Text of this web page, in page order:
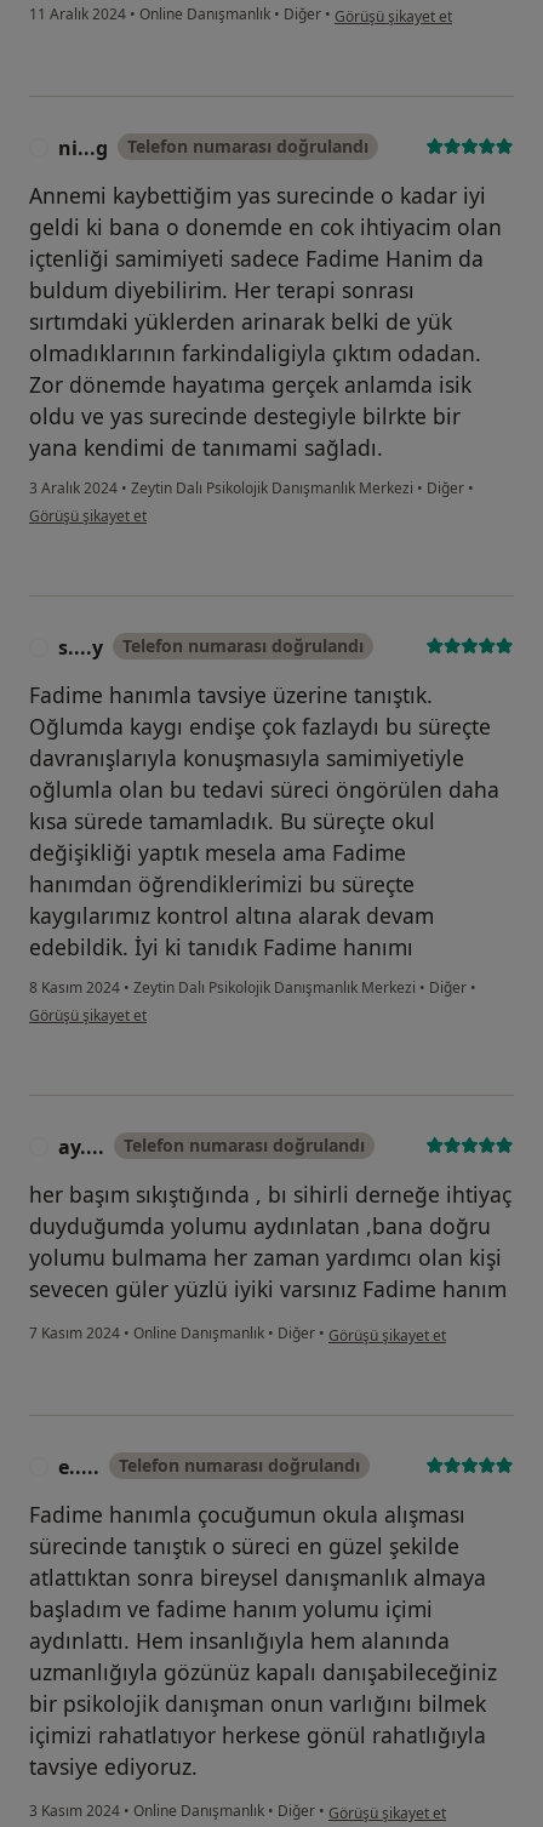
11 Aralık 2024 • Online Danışmanlık • Diğer • kullanıcının görüşüne göre
Görüşü şikayet et
ni...g Telefon numarası doğrulandı
Annemi kaybettiğim yas surecinde o kadar iyi
geldi ki bana o donemde en cok ihtiyacim olan
içtenliği samimiyeti sadece Fadime Hanim da
buldum diyebilirim. Her terapi sonrası
sırtımdaki yüklerden arinarak belki de yük
olmadıklarının farkindaligiyla çıktım odadan.
Zor dönemde hayatıma gerçek anlamda isik
oldu ve yas surecinde destegiyle bilrkte bir
yana kendimi de tanımami sağladı.
3 Aralık 2024 • Zeytin Dalı Psikolojik Danışmanlık Merkezi • Diğer •
kullanıcının görüşüne göre ni...g
Görüşü şikayet et
s....y Telefon numarası doğrulandı
Fadime hanımla tavsiye üzerine tanıştık.
Oğlumda kaygı endişe çok fazlaydı bu süreçte
davranışlarıyla konuşmasıyla samimiyetiyle
oğlumla olan bu tedavi süreci öngörülen daha
kısa sürede tamamladık. Bu süreçte okul
değişikliği yaptık mesela ama Fadime
hanımdan öğrendiklerimizi bu süreçte
kaygılarımız kontrol altına alarak devam
edebildik. İyi ki tanıdık Fadime hanımı
8 Kasım 2024 • Zeytin Dalı Psikolojik Danışmanlık Merkezi • Diğer •
kullanıcının görüşüne göre s....y
Görüşü şikayet et
ay.... Telefon numarası doğrulandı
her başım sıkıştığında , bı sihirli derneğe ihtiyaç
duyduğumda yolumu aydınlatan ,bana doğru
yolumu bulmama her zaman yardımcı olan kişi
sevecen güler yüzlü iyiki varsınız Fadime hanım
7 Kasım 2024 • Online Danışmanlık • Diğer • kullanıcının görüşüne göre ay....
Görüşü şikayet et
e..... Telefon numarası doğrulandı
Fadime hanımla çocuğumun okula alışması
sürecinde tanıştık o süreci en güzel şekilde
atlattıktan sonra bireysel danışmanlık almaya
başladım ve fadime hanım yolumu içimi
aydınlattı. Hem insanlığıyla hem alanında
uzmanlığıyla gözünüz kapalı danışabileceğiniz
bir psikolojik danışman onun varlığını bilmek
içimizi rahatlatıyor herkese gönül rahatlığıyla
tavsiye ediyoruz.
3 Kasım 2024 • Online Danışmanlık • Diğer • kullanıcının görüşüne göre e.....
Görüşü şikayet et